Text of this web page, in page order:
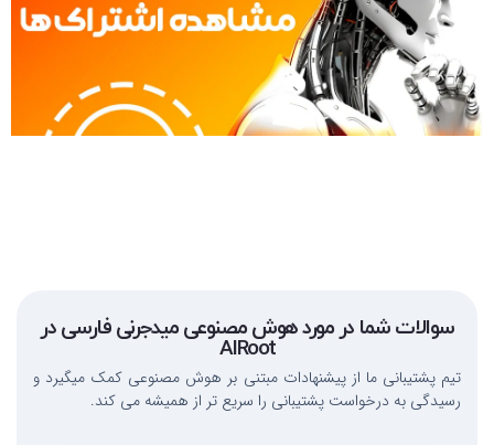
سوالات شما در مورد هوش مصنوعی میدجرنی فارسی در
AIRoot
تیم پشتیبانی ما از پیشنهادات مبتنی بر هوش مصنوعی کمک میگیرد و
رسیدگی به درخواست پشتیبانی را سریع تر از همیشه می کند.